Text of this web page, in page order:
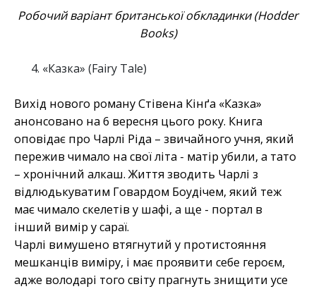
Робочий варіант британської обкладинки (Hodder
Books)
«Казка» (Fairy Tale)
Вихід нового роману Стівена Кінґа «Казка»
анонсовано на 6 вересня цього року. Книга
оповідає про Чарлі Ріда – звичайного учня, який
пережив чимало на свої літа - матір убили, а тато
– хронічний алкаш. Життя зводить Чарлі з
відлюдькуватим Говардом Боудічем, який теж
має чимало скелетів у шафі, а ще - портал в
інший вимір у сараї.
Чарлі вимушено втягнутий у протистояння
мешканців виміру, і має проявити себе героєм,
адже володарі того світу прагнуть знищити усе